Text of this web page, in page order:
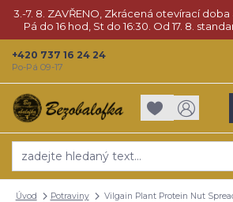
3.-7. 8. ZAVŘENO, Zkrácená otevírací doba
Pá do 16 hod, St do 16:30. Od 17. 8.
+420 737 16 24 24
Po-Pá 09-17
Úvod Potraviny Vilgain Plant Protein Nut